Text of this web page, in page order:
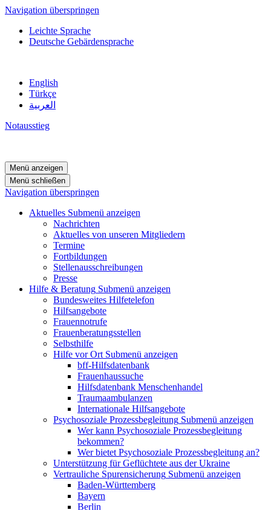
Navigation überspringen
Leichte Sprache
Deutsche Gebärdensprache
English
Türkçe
العربية
Notausstieg
Menü anzeigen
Menü schließen
Navigation überspringen
Aktuelles Submenü anzeigen
Nachrichten
Aktuelles von unseren Mitgliedern
Termine
Fortbildungen
Stellenausschreibungen
Presse
Hilfe & Beratung Submenü anzeigen
Bundesweites Hilfetelefon
Hilfsangebote
Frauennotrufe
Frauenberatungsstellen
Selbsthilfe
Hilfe vor Ort Submenü anzeigen
bff-Hilfsdatenbank
Frauenhaussuche
Hilfsdatenbank Menschenhandel
Traumaambulanzen
Internationale Hilfsangebote
Psychosoziale Prozessbegleitung Submenü anzeigen
Wer kann Psychosoziale Prozessbegleitung
bekommen?
Wer bietet Psychosoziale Prozessbegleitung an?
Unterstützung für Geflüchtete aus der Ukraine
Vertrauliche Spurensicherung Submenü anzeigen
Baden-Württemberg
Bayern
Berlin